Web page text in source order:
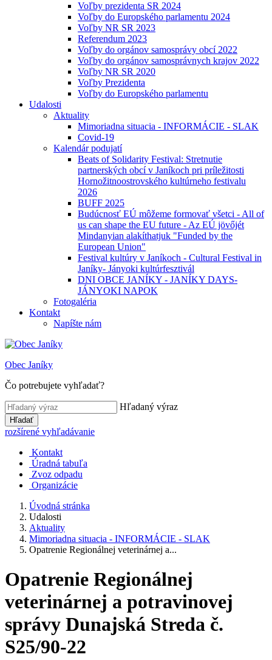
Voľby prezidenta SR 2024
Voľby do Europského parlamentu 2024
Voľby NR SR 2023
Referendum 2023
Voľby do orgánov samosprávy obcí 2022
Voľby do orgánov samosprávnych krajov 2022
Voľby NR SR 2020
Voľby Prezidenta
Voľby do Europského parlamentu
Udalosti
Aktuality
Mimoriadna situacia - INFORMÁCIE - SLAK
Covid-19
Kalendár podujatí
Beats of Solidarity Festival: Stretnutie
partnerských obcí v Janíkoch pri príležitosti
Hornožitnoostrovského kultúrneho festivalu
2026
BUFF 2025
Budúcnosť EÚ môžeme formovať všetci - All of
us can shape the EU future - Az EÚ jövőjét
Mindanyian alakíthatjuk "Funded by the
European Union"
Festival kultúry v Janíkoch - Cultural Festival in
Janíky- Jányoki kultúrfesztivál
DNI OBCE JANÍKY - JANÍKY DAYS-
JÁNYOKI NAPOK
Fotogaléria
Kontakt
Napíšte nám
Obec Janíky
Čo potrebujete vyhľadať?
Hľadaný výraz
Hľadať
rozšírené vyhľadávanie
Kontakt
Úradná tabuľa
Zvoz odpadu
Organizácie
Úvodná stránka
Udalosti
Aktuality
Mimoriadna situacia - INFORMÁCIE - SLAK
Opatrenie Regionálnej veterinárnej a...
Opatrenie Regionálnej
veterinárnej a potravinovej
správy Dunajská Streda č.
S25/90-22